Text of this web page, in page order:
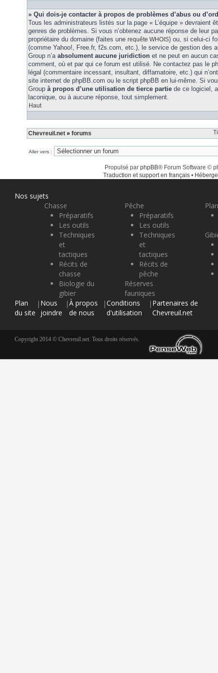
» Qui dois-je contacter à propos de problèmes d’abus ou
Tous les administrateurs listés sur la page « L’équipe » devraient
genres de problèmes. Si vous n’obtenez aucune réponse de leur
propriétaire du domaine (faites une requête WHOIS) ou, si celui-ci
(comme Yahoo!, Free.fr, f2s.com, etc.), le service de gestion des
Group n’a absolument aucune juridiction et ne peut en aucun
comment, où et par qui ce forum est utilisé. Ne contactez pas le
légal (commentaire incessant, insultant, diffamatoire, etc.) qui
site internet de phpBB.com ou le script phpBB en lui-même. Si
Group à propos d’une utilisation de tierce partie de ce logiciel,
laconique, ou à aucune réponse, tout simplement.
Haut
Chevreuil.net » forums
Aller vers :
Propulsé par phpBB® Forum Software ©
Traduction et support en français •
Nos sujets
Chasse
Préparatifs
Les outils
Techniques
et
tactiques
Récits de
chasse
Biologie du
gibier
Pêche
Préparatifs
Les outils
Techniques
et
tactiques
Récits de
pêche
Réserves
fauniques
Plan
du site
| Nous
joindre
|À propos
de nous
|Conditions
d'utilisation
| Partenaires de
Chevreuil.net
Copyright 2014 © Chevreuil.net. Tous droits réservés.